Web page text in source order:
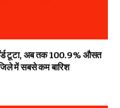
टूटा, अब तक 100.9% औसत
में सबसे कम बारिश